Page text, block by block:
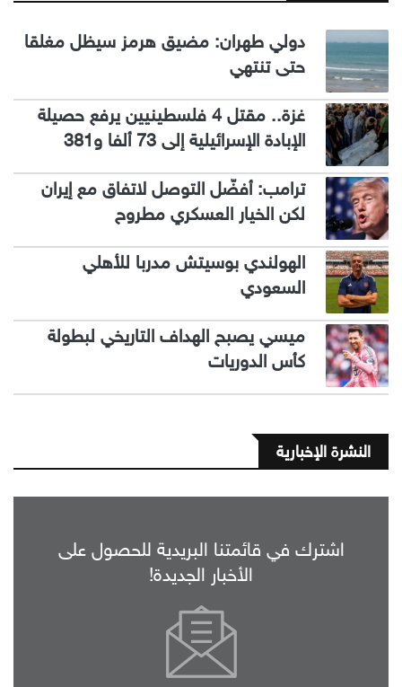
دولي طهران: مضيق هرمز سيظل مغلقا
حتى تنتهي
غزة.. مقتل 4 فلسطينيين يرفع حصيلة
الإبادة الإسرائيلية إلى 73 ألفا و381
ترامب: أفضّل التوصل لاتفاق مع إيران
لكن الخيار العسكري مطروح
الهولندي بوسيتش مدربا للأهلي
السعودي
ميسي يصبح الهداف التاريخي لبطولة
كأس الدوريات
النشرة الإخبارية
اشترك في قائمتنا البريدية للحصول على
الأخبار الجديدة!